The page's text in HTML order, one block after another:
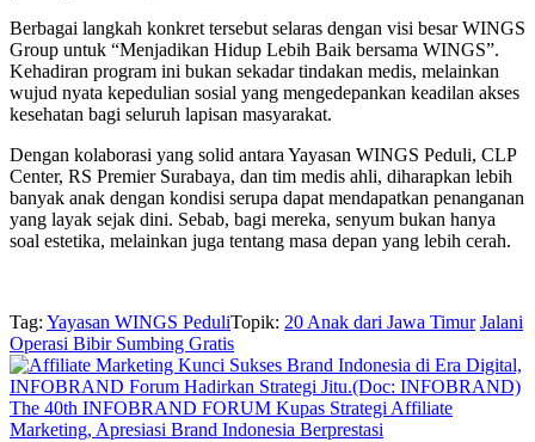
Berbagai langkah konkret tersebut selaras dengan visi besar WINGS
Group untuk “Menjadikan Hidup Lebih Baik bersama WINGS”.
Kehadiran program ini bukan sekadar tindakan medis, melainkan
wujud nyata kepedulian sosial yang mengedepankan keadilan akses
kesehatan bagi seluruh lapisan masyarakat.
Dengan kolaborasi yang solid antara Yayasan WINGS Peduli, CLP
Center, RS Premier Surabaya, dan tim medis ahli, diharapkan lebih
banyak anak dengan kondisi serupa dapat mendapatkan penanganan
yang layak sejak dini. Sebab, bagi mereka, senyum bukan hanya
soal estetika, melainkan juga tentang masa depan yang lebih cerah.
Tag: Yayasan WINGS PeduliTopik: 20 Anak dari Jawa Timur Jalani
Operasi Bibir Sumbing Gratis
The 40th INFOBRAND FORUM Kupas Strategi Affiliate
Marketing, Apresiasi Brand Indonesia Berprestasi